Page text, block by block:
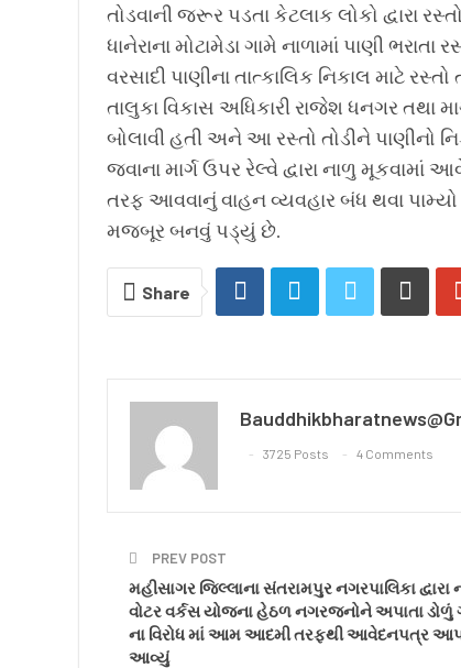
તોડવાની જરૂર પડતા કેટલાક લોકો દ્વારા
ધાનેરાના મોટામેડા ગામે નાળામાં પાણી
વરસાદી પાણીના તાત્કાલિક નિકાલ માટે
તાલુકા વિકાસ અધિકારી રાજેશ ધનગર તથા
બોલાવી હતી અને આ રસ્તો તોડીને પાણીનો
જવાના માર્ગ ઉપર રેલ્વે દ્વારા નાળુ મૂકવામાં
તરફ આવવાનું વાહન વ્યવહાર બંધ થવા
મજબૂર બનવું પડ્યું છે.
Share
3725 Posts 4 Comments
PREV POST
મહીસાગર જિલ્લાના સંતરામપુર નગરપાલિકા દ્વારા
વોટર વર્કસ યોજના હેઠળ નગરજનોને અપાતા ડોળું
ના વિરોધ માં આમ આદમી તરફથી આવેદનપત્ર
આવ્યું